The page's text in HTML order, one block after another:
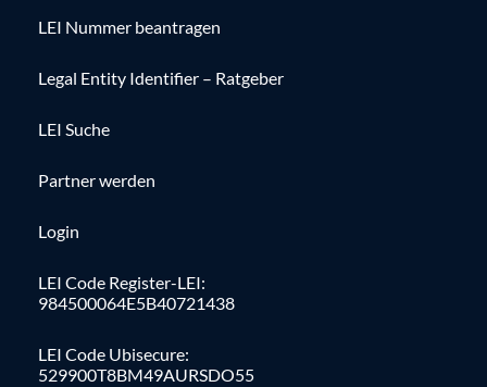
LEI Nummer beantragen
Legal Entity Identifier – Ratgeber
LEI Suche
Partner werden
Login
LEI Code Register-LEI:
984500064E5B40721438
LEI Code Ubisecure:
529900T8BM49AURSDO55